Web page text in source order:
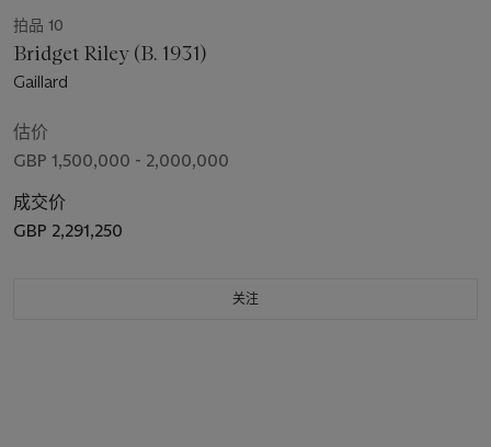
拍品 10
Bridget Riley (B. 1931)
Gaillard
估价
GBP 1,500,000 - 2,000,000
成交价
GBP 2,291,250
关注